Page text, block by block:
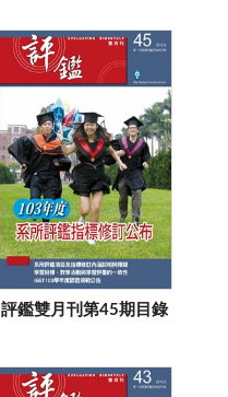
評鑑雙月刊第45期目錄